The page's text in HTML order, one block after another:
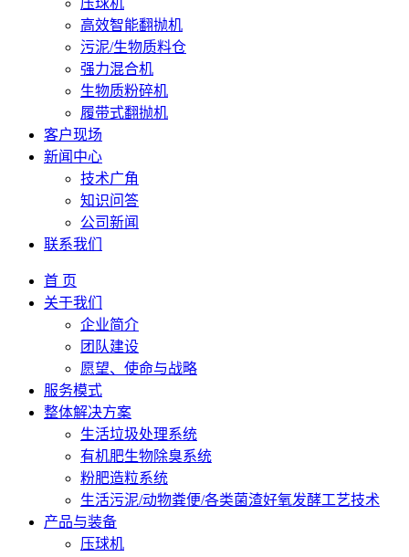
压球机
高效智能翻抛机
污泥/生物质料仓
强力混合机
生物质粉碎机
履带式翻抛机
客户现场
新闻中心
技术广角
知识问答
公司新闻
联系我们
首 页
关于我们
企业简介
团队建设
愿望、使命与战略
服务模式
整体解决方案
生活垃圾处理系统
有机肥生物除臭系统
粉肥造粒系统
生活污泥/动物粪便/各类菌渣好氧发酵工艺技术
产品与装备
压球机